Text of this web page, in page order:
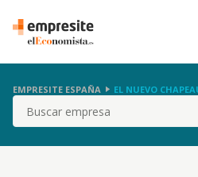
EMPRESITE ESPAÑA EL NUEVO
Buscar